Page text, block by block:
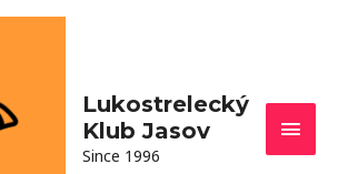
Lukostrelecký
Klub Jasov
Since 1996